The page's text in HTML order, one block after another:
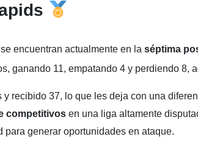
encuentran actualmente en la séptima
ganando 11, empatando 4 y perdiendo 8,
y recibido 37, lo que les deja con una
competitivos en una liga altamente
para generar oportunidades en ataque.